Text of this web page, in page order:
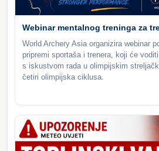
Webinar mentalnog treninga za
World Archery Asia organizira webinar
pripremi sportaša i trenera, koji će
s iskustvom rada u olimpijskim
četiri olimpijska ciklusa.